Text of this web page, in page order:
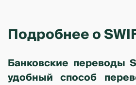
Подробнее о
Банковские переводы
удобный способ